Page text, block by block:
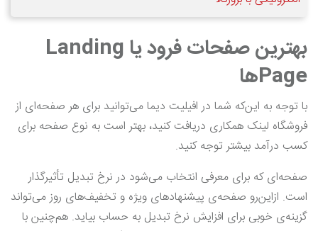
بهترین صفحات فرود یاLanding
Pageها
با توجه به این‌که شما در افیلیت دیما می‌توانید برای هر صفحه‌ای از
فروشگاه لینک همکاری دریافت کنید، بهتر است به نوع صفحه برای
کسب درآمد بیشتر توجه کنید.
صفحه‌ای که برای معرفی انتخاب می‌شود در نرخ تبدیل تأثیرگذار
است. ازاین‌رو صفحه‌ی پیشنهاد‌های ویژه و تخفیف‌های روز می‌تواند
گزینه‌ی خوبی برای افزایش نرخ تبدیل به حساب بیاید. هم‌چنین با